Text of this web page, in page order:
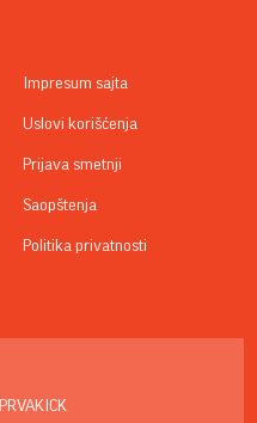
Impresum sajta
Uslovi korišćenja
Prijava smetnji
Saopštenja
Politika privatnosti
PRVAKICK